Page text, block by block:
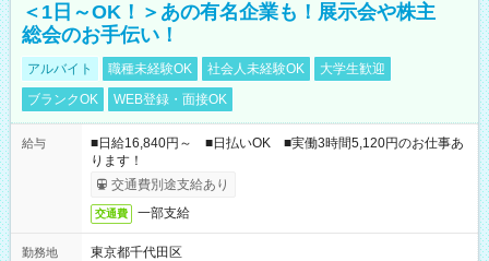
＜1日～OK！＞あの有名企業も！展示会や株主
総会のお手伝い！
アルバイト 職種未経験OK 社会人未経験OK
大学生歓迎
ブランクOK
WEB登録・面接OK
給与
■日給16,840円～ ■日払いOK ■実働3時間5,120円のお仕事あ
ります！
交通費別途支給あり
交通費 一部支給
勤務地
東京都千代田区